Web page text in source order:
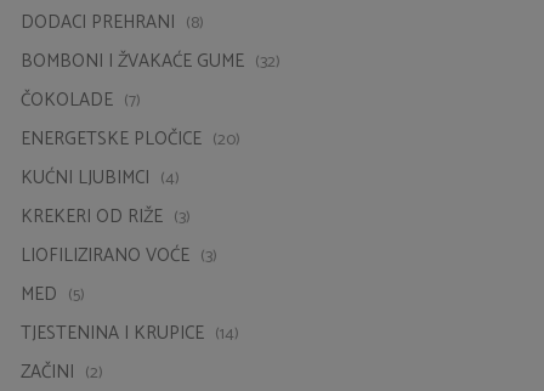
DODACI PREHRANI (8)
BOMBONI I ŽVAKAĆE GUME (32)
ČOKOLADE (7)
ENERGETSKE PLOČICE (20)
KUĆNI LJUBIMCI (4)
KREKERI OD RIŽE (3)
LIOFILIZIRANO VOĆE (3)
MED (5)
TJESTENINA I KRUPICE (14)
ZAČINI (2)